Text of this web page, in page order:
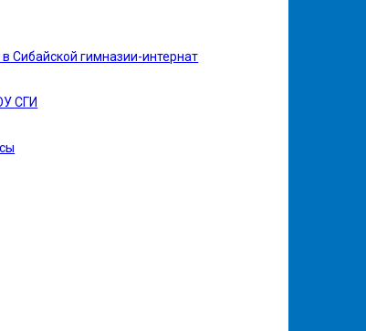
Сибайской гимназии-интернат
СГИ